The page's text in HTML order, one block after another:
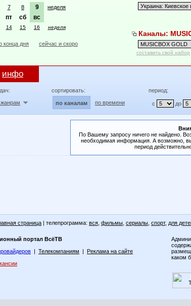
7 8 9 неделя
пт сб вс
14 15 16 неделя
конца дня сейчас и скоро
Каналы:
составить свой набор
инфо
жанрам
сортировать:
по каналам по времени
период:
с до
По Вашему запросу ничего не найдено.
необходимая информация. А возможно,
период
страница | телепрограмма: вся фильмы сериалы спорт, для
портал ВсёТВ
| Телекомпаниям | Реклама на сайте
каком